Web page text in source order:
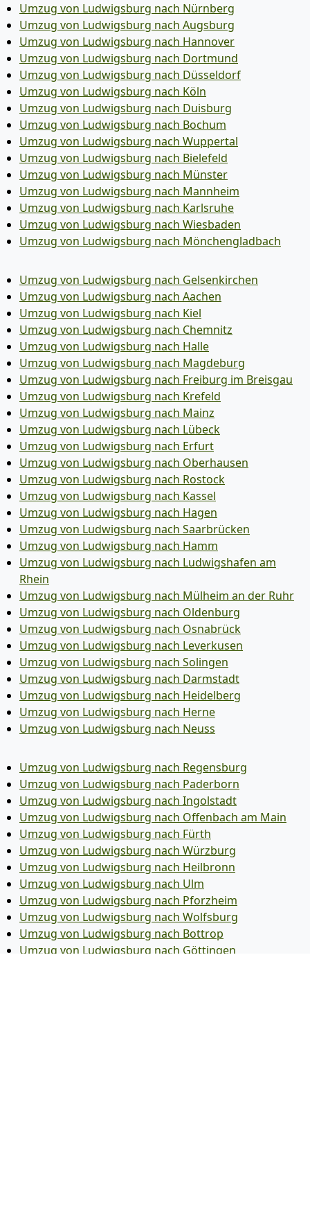
Umzug von Ludwigsburg nach Nürnberg
Umzug von Ludwigsburg nach Augsburg
Umzug von Ludwigsburg nach Hannover
Umzug von Ludwigsburg nach Dortmund
Umzug von Ludwigsburg nach Düsseldorf
Umzug von Ludwigsburg nach Köln
Umzug von Ludwigsburg nach Duisburg
Umzug von Ludwigsburg nach Bochum
Umzug von Ludwigsburg nach Wuppertal
Umzug von Ludwigsburg nach Bielefeld
Umzug von Ludwigsburg nach Münster
Umzug von Ludwigsburg nach Mannheim
Umzug von Ludwigsburg nach Karlsruhe
Umzug von Ludwigsburg nach Wiesbaden
Umzug von Ludwigsburg nach Mönchen­gladbach
Umzug von Ludwigsburg nach Gelsenkirchen
Umzug von Ludwigsburg nach Aachen
Umzug von Ludwigsburg nach Kiel
Umzug von Ludwigsburg nach Chemnitz
Umzug von Ludwigsburg nach Halle
Umzug von Ludwigsburg nach Magdeburg
Umzug von Ludwigsburg nach Freiburg im Breisgau
Umzug von Ludwigsburg nach Krefeld
Umzug von Ludwigsburg nach Mainz
Umzug von Ludwigsburg nach Lübeck
Umzug von Ludwigsburg nach Erfurt
Umzug von Ludwigsburg nach Oberhausen
Umzug von Ludwigsburg nach Rostock
Umzug von Ludwigsburg nach Kassel
Umzug von Ludwigsburg nach Hagen
Umzug von Ludwigsburg nach Saarbrücken
Umzug von Ludwigsburg nach Hamm
Umzug von Ludwigsburg nach Ludwigshafen am
Rhein
Umzug von Ludwigsburg nach Mülheim an der Ruhr
Umzug von Ludwigsburg nach Oldenburg
Umzug von Ludwigsburg nach Osnabrück
Umzug von Ludwigsburg nach Leverkusen
Umzug von Ludwigsburg nach Solingen
Umzug von Ludwigsburg nach Darmstadt
Umzug von Ludwigsburg nach Heidelberg
Umzug von Ludwigsburg nach Herne
Umzug von Ludwigsburg nach Neuss
Umzug von Ludwigsburg nach Regensburg
Umzug von Ludwigsburg nach Paderborn
Umzug von Ludwigsburg nach Ingolstadt
Umzug von Ludwigsburg nach Offenbach am Main
Umzug von Ludwigsburg nach Fürth
Umzug von Ludwigsburg nach Würzburg
Umzug von Ludwigsburg nach Heilbronn
Umzug von Ludwigsburg nach Ulm
Umzug von Ludwigsburg nach Pforzheim
Umzug von Ludwigsburg nach Wolfsburg
Umzug von Ludwigsburg nach Bottrop
Umzug von Ludwigsburg nach Göttingen